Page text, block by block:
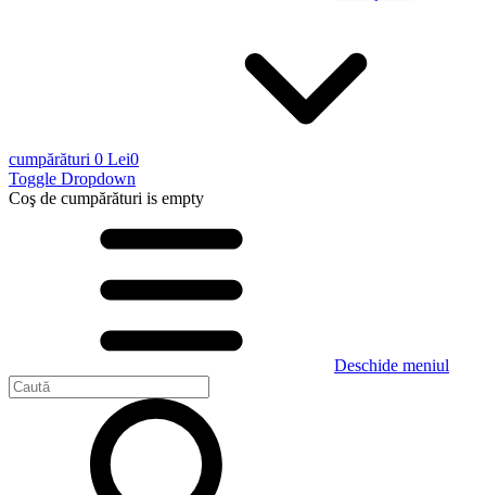
cumpărături 0 Lei0
Toggle Dropdown
Coş de cumpărături is empty
Deschide meniul